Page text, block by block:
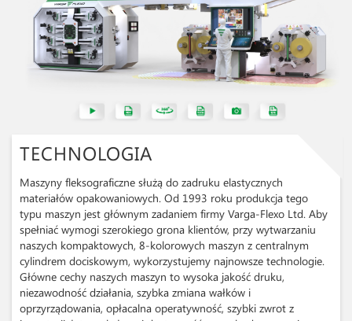
TECHNOLOGIA
Maszyny fleksograficzne służą do zadruku elastycznych
materiałów opakowaniowych. Od 1993 roku produkcja tego
typu maszyn jest głównym zadaniem firmy Varga-Flexo Ltd. Aby
spełniać wymogi szerokiego grona klientów, przy wytwarzaniu
naszych kompaktowych, 8-kolorowych maszyn z centralnym
cylindrem dociskowym, wykorzystujemy najnowsze technologie.
Główne cechy naszych maszyn to wysoka jakość druku,
niezawodność działania, szybka zmiana wałków i
oprzyrządowania, opłacalna operatywność, szybki zwrot z